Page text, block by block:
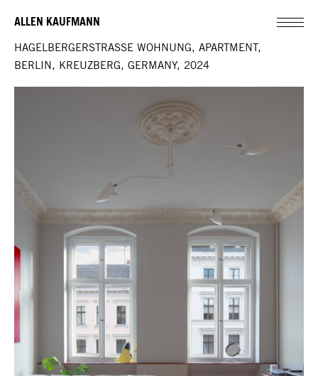
ALLEN KAUFMANN
HAGELBERGERSTRASSE WOHNUNG, APARTMENT,
BERLIN, KREUZBERG, GERMANY, 2024